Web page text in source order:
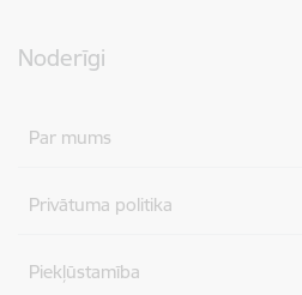
Noderīgi
Par mums
Privātuma politika
Piekļūstamība